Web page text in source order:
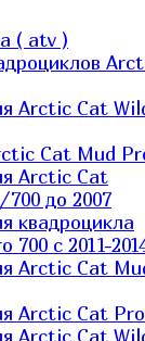
( atv )
Arctic Cat
Cat Mud
Arctic Cat
до 2007
квадроцикла
с 2011-
Arctic Cat
Arctic Cat
Arctic Cat